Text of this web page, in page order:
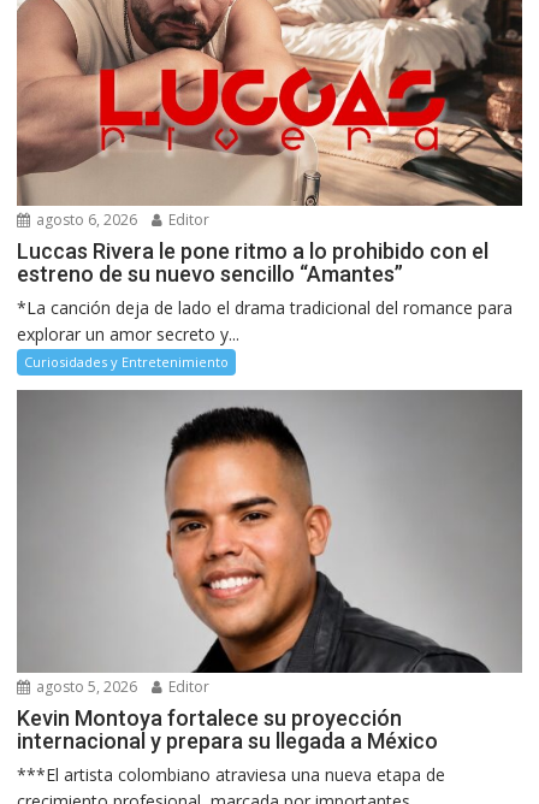
agosto 6, 2026 Editor
Luccas Rivera le pone ritmo a lo prohibido con el
estreno de su nuevo sencillo “Amantes”
*La canción deja de lado el drama tradicional del romance para
explorar un amor secreto y...
Curiosidades y Entretenimiento
agosto 5, 2026 Editor
Kevin Montoya fortalece su proyección
internacional y prepara su llegada a México
***El artista colombiano atraviesa una nueva etapa de